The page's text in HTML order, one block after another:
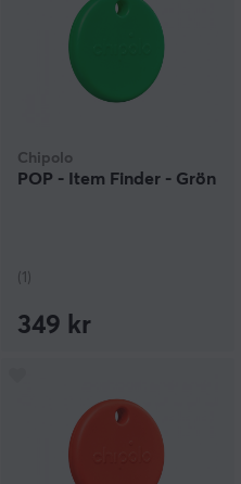
Chipolo
POP - Item Finder - Grön
(1)
349 kr